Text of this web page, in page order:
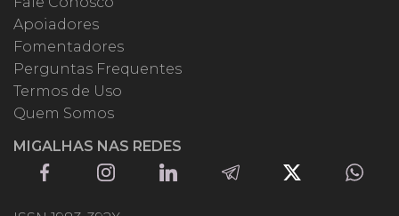
Apoiadores
Fomentadores
Perguntas Frequentes
Termos de Uso
Quem Somos
MIGALHAS NAS REDES